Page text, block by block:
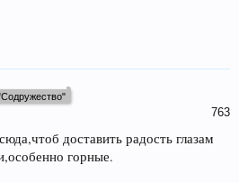
763
доставить радость глазам
горные.